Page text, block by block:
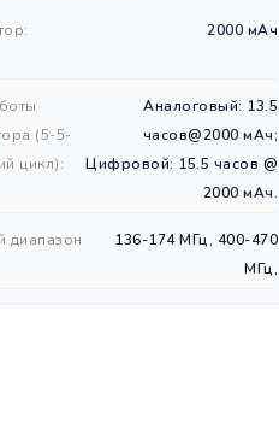
2000 мАч
(5-5-
цикл):
Аналоговый: 13.5
часов@2000 мАч;
Цифровой: 15.5 часов @
2000 мАч.
диапазон
136-174 МГц, 400-470
МГц,